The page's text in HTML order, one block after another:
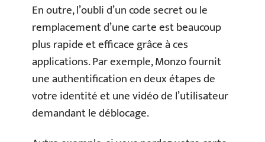
En outre, l’oubli d’un code secret ou le
remplacement d’une carte est beaucoup
plus rapide et efficace grâce à ces
applications. Par exemple, Monzo fournit
une authentification en deux étapes de
votre identité et une vidéo de l’utilisateur
demandant le déblocage.